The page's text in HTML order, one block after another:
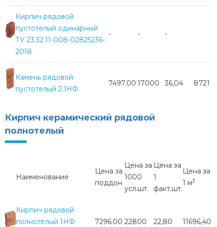
Кирпич рядовой
пустотелый одинарный
ТУ 23.32.11-008-02825236-
2018
- - -
Камень рядовой
пустотелый 2,1НФ
7497.00 17000 36,04 8721
Кирпич керамический рядовой
полнотелый
Наименование
Цена за
поддон
Цена за
1000
усл.шт.
Цена за
1
факт.шт.
Цена за
1 м3
Кирпич рядовой
полнотелый 1НФ
7296.00 22800 22,80 11696,40